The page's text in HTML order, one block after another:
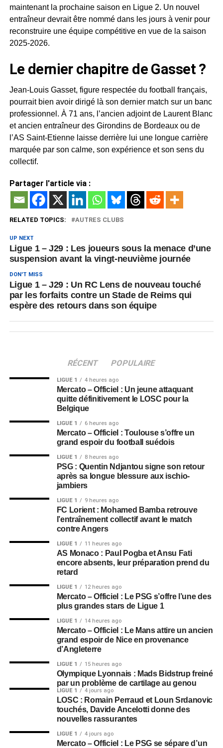
maintenant la prochaine saison en Ligue 2. Un nouvel
entraîneur devrait être nommé dans les jours à venir pour
reconstruire une équipe compétitive en vue de la saison
2025-2026.
Le dernier chapitre de Gasset ?
Jean-Louis Gasset, figure respectée du football français,
pourrait bien avoir dirigé là son dernier match sur un banc
professionnel. À 71 ans, l’ancien adjoint de Laurent Blanc
et ancien entraîneur des Girondins de Bordeaux ou de
l’AS Saint-Etienne laisse derrière lui une longue carrière
marquée par son calme, son expérience et son sens du
collectif.
Partager l'article via :
RELATED TOPICS: AUTRES CLUBS
UP NEXT
Ligue 1 – J29 : Les joueurs sous la menace d’une
suspension avant la vingt-neuvième journée
DON'T MISS
Ligue 1 – J29 : Un RC Lens de nouveau touché
par les forfaits contre un Stade de Reims qui
espère des retours dans son équipe
RÉCENT POPULAIRE
LIGUE 1 4 heures ago
Mercato – Officiel : Un jeune attaquant
quitte définitivement le LOSC pour la
Belgique
LIGUE 1 6 heures ago
Mercato – Officiel : Toulouse s’offre un
grand espoir du football suédois
LIGUE 1 8 heures ago
PSG : Quentin Ndjantou signe son retour
après sa longue blessure aux ischio-
jambiers
LIGUE 1 9 heures ago
FC Lorient : Mohamed Bamba retrouve
l’entraînement collectif avant le match
contre Angers
LIGUE 1 11 heures ago
AS Monaco : Paul Pogba et Ansu Fati
encore absents, leur préparation prend du
retard
LIGUE 1 12 heures ago
Mercato – Officiel : Le PSG s’offre l’une des
plus grandes stars de Ligue 1
LIGUE 1 14 heures ago
Mercato – Officiel : Le Mans attire un ancien
grand espoir de Nice en provenance
d’Angleterre
LIGUE 1 15 heures ago
Olympique Lyonnais : Mads Bidstrup freiné
par un problème de cartilage au genou
LIGUE 1 4 jours ago
LOSC : Romain Perraud et Loun Srdanovic
touchés, Davide Ancelotti donne des
nouvelles rassurantes
LIGUE 1 4 jours ago
Mercato – Officiel : Le PSG se sépare d’un